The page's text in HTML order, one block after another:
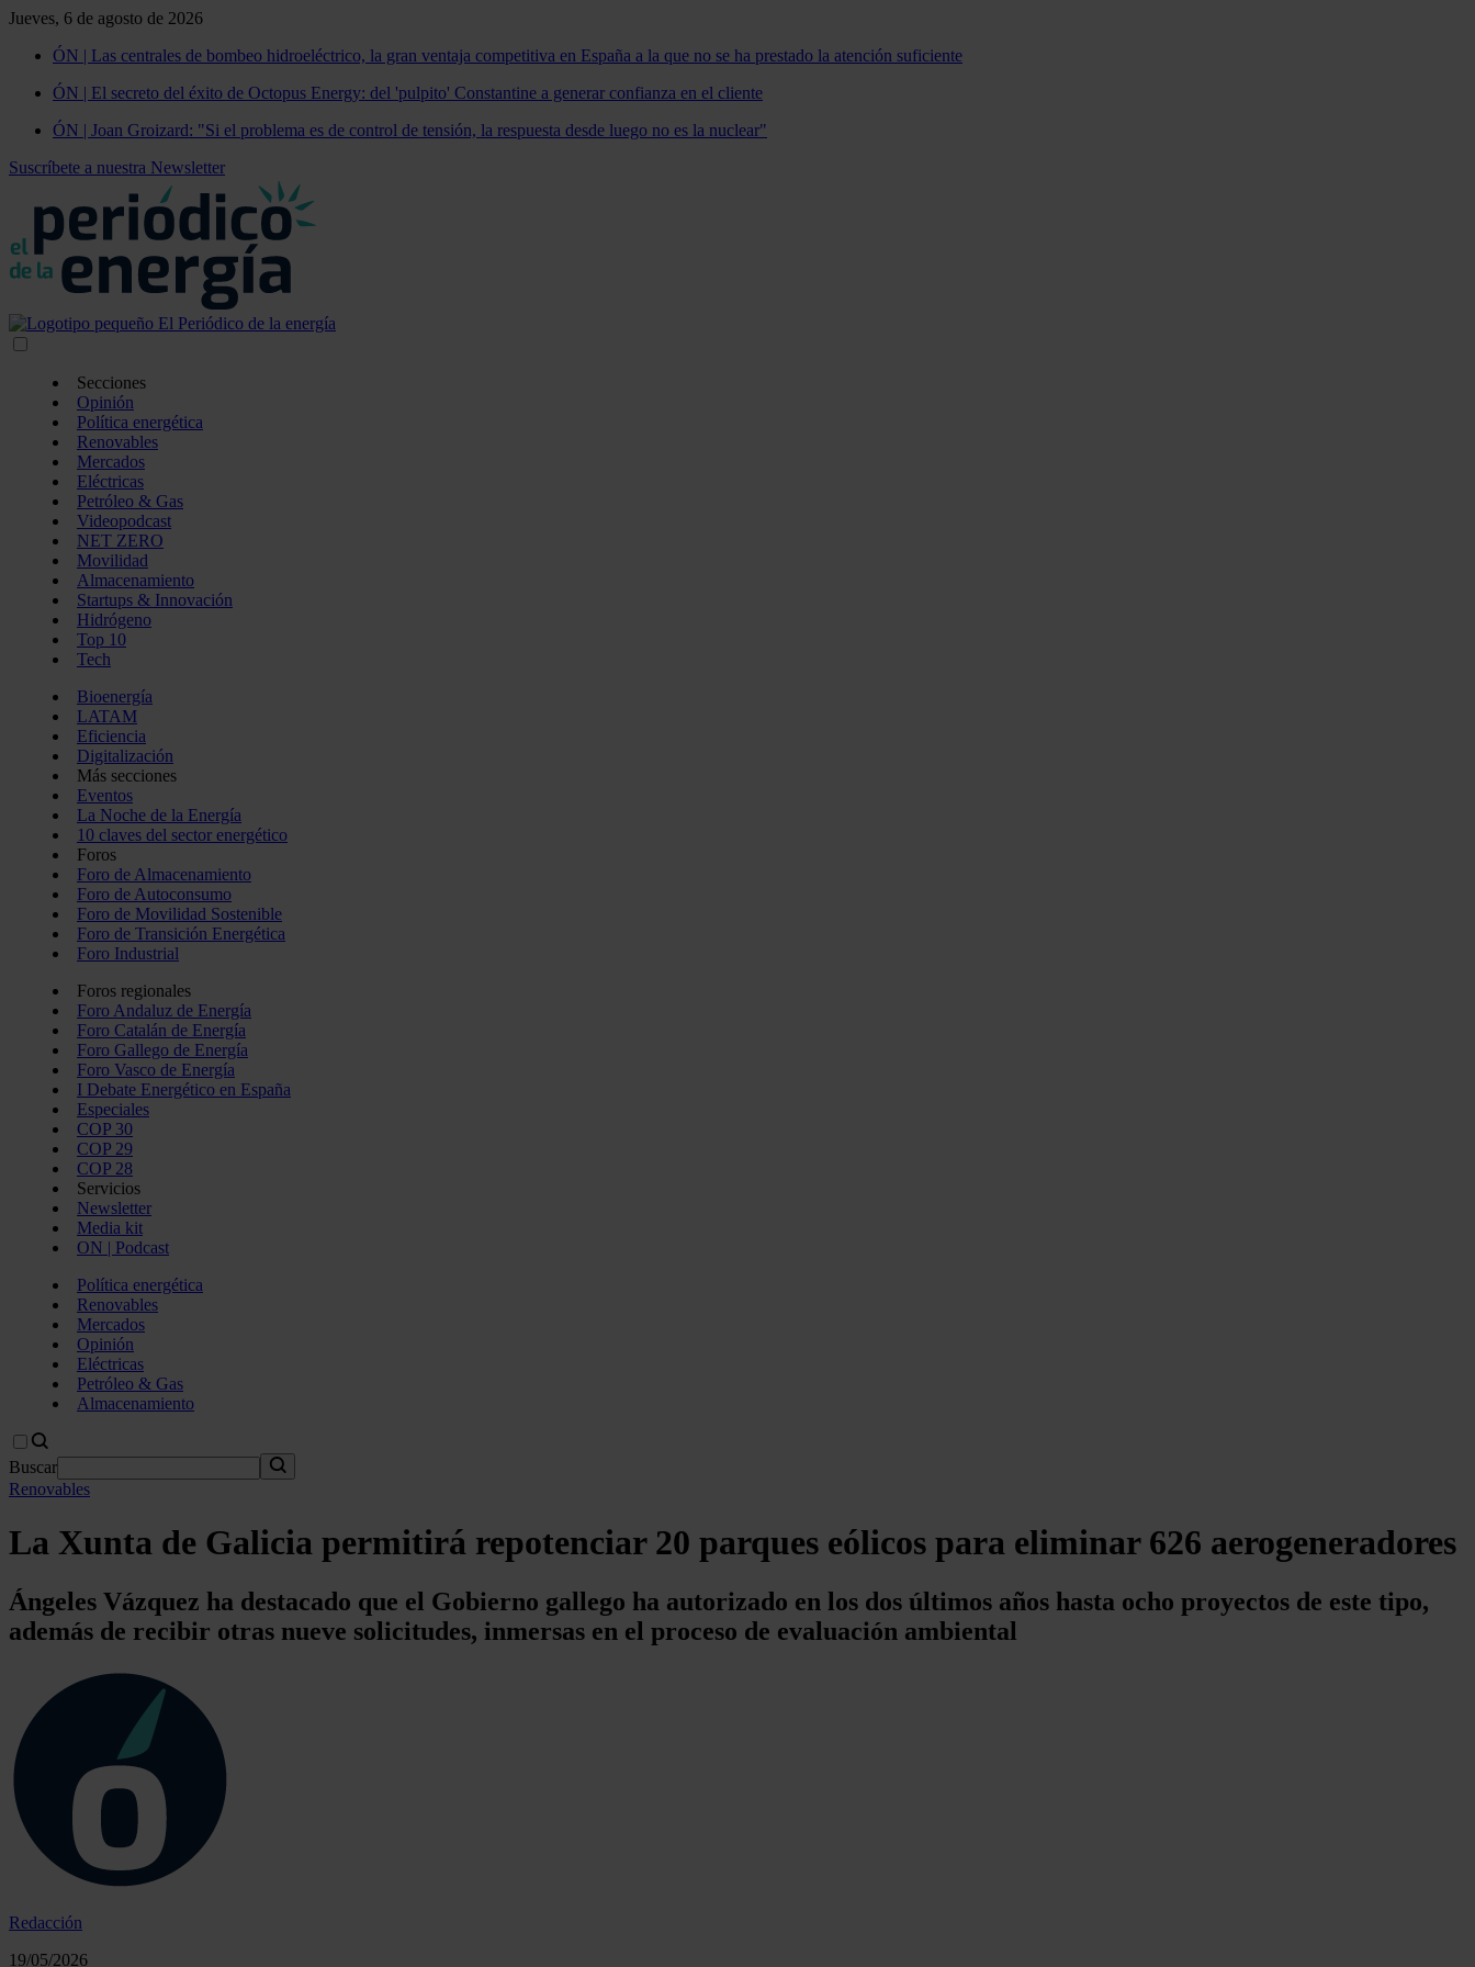
Jueves, 6 de agosto de 2026
ÓN | Las centrales de bombeo hidroeléctrico, la gran ventaja competitiva en España a la que no se ha prestado la atención suficiente
ÓN | El secreto del éxito de Octopus Energy: del 'pulpito' Constantine a generar confianza en el cliente
ÓN | Joan Groizard: "Si el problema es de control de tensión, la respuesta desde luego no es la nuclear"
Suscríbete a nuestra Newsletter
Secciones
Opinión
Política energética
Renovables
Mercados
Eléctricas
Petróleo & Gas
Videopodcast
NET ZERO
Movilidad
Almacenamiento
Startups & Innovación
Hidrógeno
Top 10
Tech
Bioenergía
LATAM
Eficiencia
Digitalización
Más secciones
Eventos
La Noche de la Energía
10 claves del sector energético
Foros
Foro de Almacenamiento
Foro de Autoconsumo
Foro de Movilidad Sostenible
Foro de Transición Energética
Foro Industrial
Foros regionales
Foro Andaluz de Energía
Foro Catalán de Energía
Foro Gallego de Energía
Foro Vasco de Energía
I Debate Energético en España
Especiales
COP 30
COP 29
COP 28
Servicios
Newsletter
Media kit
ON | Podcast
Política energética
Renovables
Mercados
Opinión
Eléctricas
Petróleo & Gas
Almacenamiento
Buscar
Renovables
La Xunta de Galicia permitirá repotenciar 20 parques eólicos para eliminar 626 aerogeneradores
Ángeles Vázquez ha destacado que el Gobierno gallego ha autorizado en los dos últimos años hasta ocho proyectos de este tipo,
además de recibir otras nueve solicitudes, inmersas en el proceso de evaluación ambiental
Redacción
19/05/2026